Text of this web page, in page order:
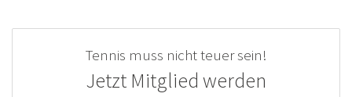
Tennis muss nicht teuer sein!
Jetzt Mitglied werden